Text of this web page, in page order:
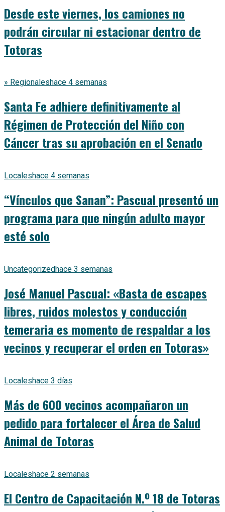
Desde este viernes, los camiones no
podrán circular ni estacionar dentro de
Totoras
» Regionaleshace 4 semanas
Santa Fe adhiere definitivamente al
Régimen de Protección del Niño con
Cáncer tras su aprobación en el Senado
Localeshace 4 semanas
“Vínculos que Sanan”: Pascual presentó un
programa para que ningún adulto mayor
esté solo
Uncategorizedhace 3 semanas
José Manuel Pascual: «Basta de escapes
libres, ruidos molestos y conducción
temeraria es momento de respaldar a los
vecinos y recuperar el orden en Totoras»
Localeshace 3 días
Más de 600 vecinos acompañaron un
pedido para fortalecer el Área de Salud
Animal de Totoras
Localeshace 2 semanas
El Centro de Capacitación N.º 18 de Totoras